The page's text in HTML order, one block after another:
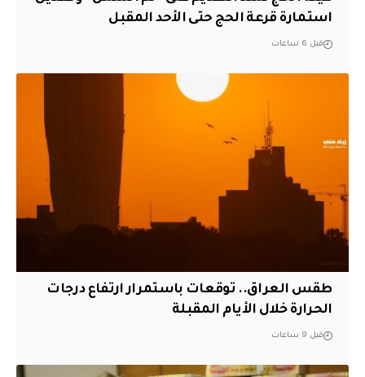
استمارة قرعة الحج حتى الأحد المقبل
قبل 6 ساعات
طقس العراق.. توقعات باستمرار ارتفاع درجات
الحرارة خلال الأيام المقبلة
قبل 9 ساعات